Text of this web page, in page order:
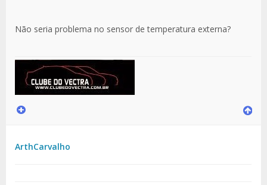
Não seria problema no sensor de temperatura externa?
ArthCarvalho